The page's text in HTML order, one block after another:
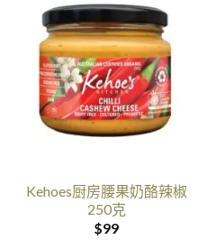
Kehoes厨房腰果奶酪辣椒
250克
$99